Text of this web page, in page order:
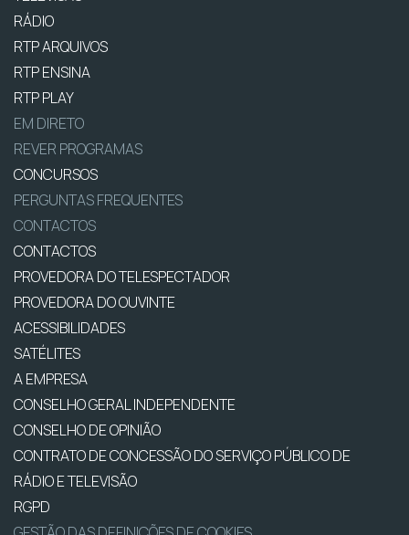
RÁDIO
RTP ARQUIVOS
RTP ENSINA
RTP PLAY
EM DIRETO
REVER PROGRAMAS
CONCURSOS
PERGUNTAS FREQUENTES
CONTACTOS
CONTACTOS
PROVEDORA DO TELESPECTADOR
PROVEDORA DO OUVINTE
ACESSIBILIDADES
SATÉLITES
A EMPRESA
CONSELHO GERAL INDEPENDENTE
CONSELHO DE OPINIÃO
CONTRATO DE CONCESSÃO DO SERVIÇO PÚBLICO DE
RÁDIO E TELEVISÃO
RGPD